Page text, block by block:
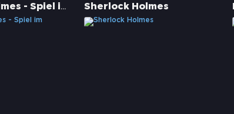
Sherlock Holmes - Spiel im Schatten Sherlock Holmes